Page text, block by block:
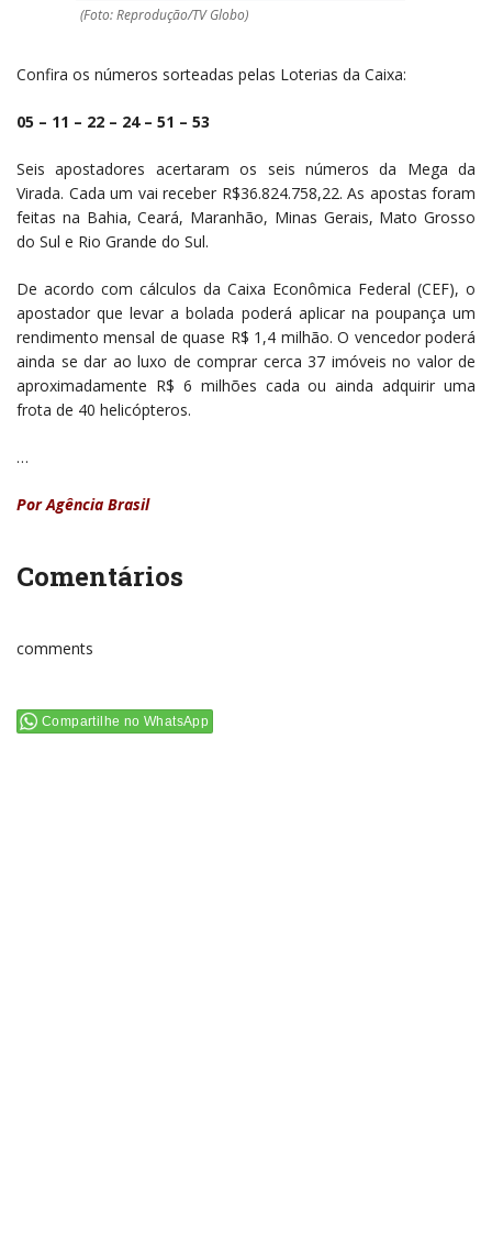
(Foto: Reprodução/TV Globo)
Confira os números sorteadas pelas Loterias da Caixa:
05 – 11 – 22 – 24 – 51 – 53
Seis apostadores acertaram os seis números da Mega da
Virada. Cada um vai receber R$36.824.758,22. As apostas foram
feitas na Bahia, Ceará, Maranhão, Minas Gerais, Mato Grosso
do Sul e Rio Grande do Sul.
De acordo com cálculos da Caixa Econômica Federal (CEF), o
apostador que levar a bolada poderá aplicar na poupança um
rendimento mensal de quase R$ 1,4 milhão. O vencedor poderá
ainda se dar ao luxo de comprar cerca 37 imóveis no valor de
aproximadamente R$ 6 milhões cada ou ainda adquirir uma
frota de 40 helicópteros.
…
Por Agência Brasil
Comentários
comments
Compartilhe no WhatsApp